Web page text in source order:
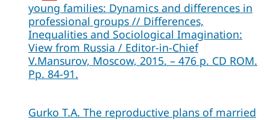
young families: Dynamics and differences in
professional groups // Differences,
Inequalities and Sociological Imagination:
View from Russia / Editor-in-Chief
V.Mansurov, Moscow, 2015. – 476 p. СD ROM.
Pp. 84-91.
Gurko T.A. The reproductive plans of married